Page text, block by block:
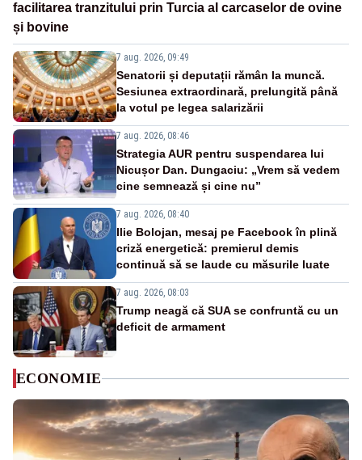
facilitarea tranzitului prin Turcia al carcaselor de ovine
și bovine
7 aug. 2026, 09:49
Senatorii și deputații rămân la muncă.
Sesiunea extraordinară, prelungită până
la votul pe legea salarizării
7 aug. 2026, 08:46
Strategia AUR pentru suspendarea lui
Nicușor Dan. Dungaciu: „Vrem să vedem
cine semnează și cine nu”
7 aug. 2026, 08:40
Ilie Bolojan, mesaj pe Facebook în plină
criză energetică: premierul demis
continuă să se laude cu măsurile luate
7 aug. 2026, 08:03
Trump neagă că SUA se confruntă cu un
deficit de armament
ECONOMIE